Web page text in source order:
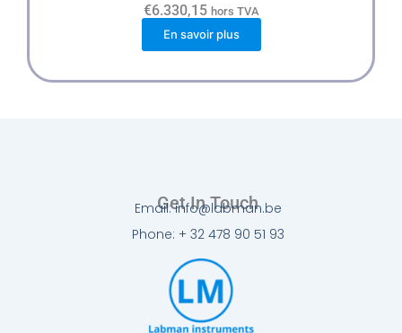
€6.330,15 hors TVA
En savoir plus
Get In Touch
Email: info@labman.be
Phone: + 32 478 90 51 93